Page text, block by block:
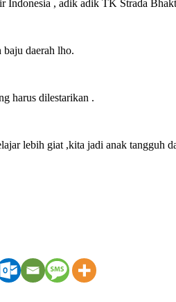
Indonesia , adik adik TK Strada
daerah lho.
harus dilestarikan .
lebih giat ,kita jadi anak tangguh